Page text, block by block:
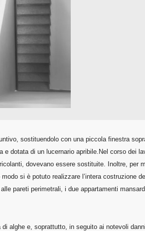
sostituendolo con una piccola finestra
e dotata di un lucernario apribile. Nel corso dei
dovevano essere sostituite. Inoltre,
si è potuto realizzare l’intera costruzione
pareti perimetrali, i due appartamenti
alghe e, soprattutto, in seguito ai notevoli